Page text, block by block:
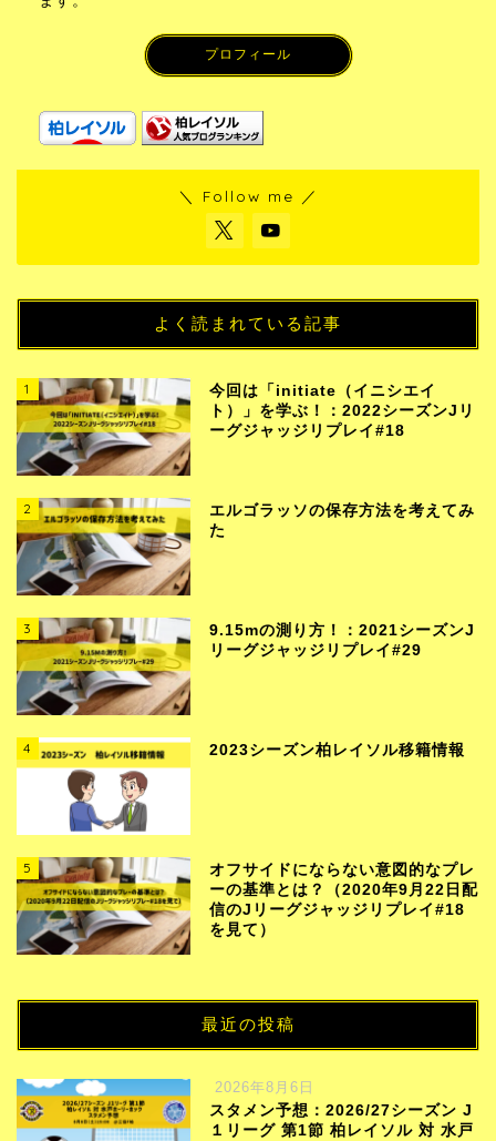
プロフィール
＼ Follow me ／
よく読まれている記事
1
今回は「initiate（イニシエイ
ト）」を学ぶ！：2022シーズンJリ
ーグジャッジリプレイ#18
2
エルゴラッソの保存方法を考えてみ
た
3
9.15mの測り方！：2021シーズンJ
リーグジャッジリプレイ#29
4 2023シーズン柏レイソル移籍情報
5
オフサイドにならない意図的なプレ
ーの基準とは？（2020年9月22日配
信のJリーグジャッジリプレイ#18
を見て）
最近の投稿
2026年8月6日
スタメン予想：2026/27シーズン J
１リーグ 第1節 柏レイソル 対 水戸